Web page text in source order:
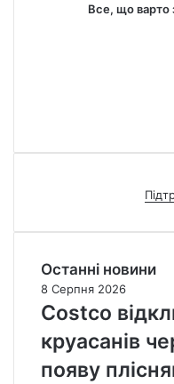
Все, що варто
Останні новини
8 Серпня 2026
Costco
круасанів
появу